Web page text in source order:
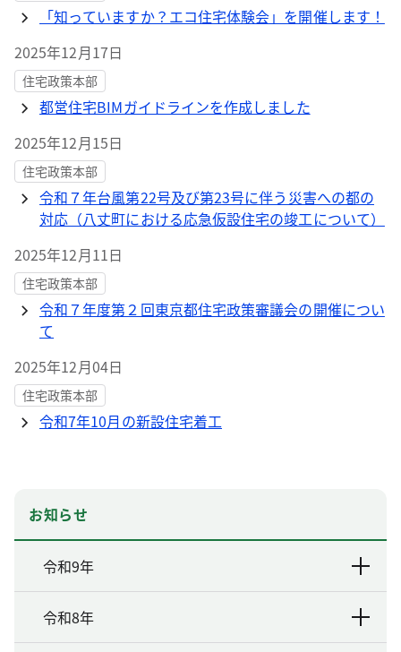
「知っていますか？エコ住宅体験会」を開催します！
2025年12月17日
住宅政策本部
都営住宅BIMガイドラインを作成しました
2025年12月15日
住宅政策本部
令和７年台風第22号及び第23号に伴う災害への都の
対応（八丈町における応急仮設住宅の竣工について）
2025年12月11日
住宅政策本部
令和７年度第２回東京都住宅政策審議会の開催につい
て
2025年12月04日
住宅政策本部
令和7年10月の新設住宅着工
お知らせ
令和9年
令和8年